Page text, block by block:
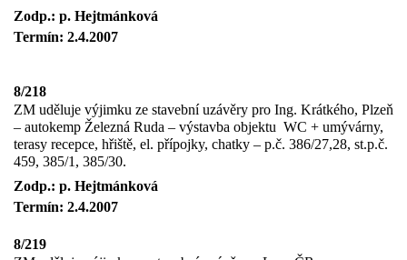
Zodp.: p. Hejtmánková
Termín: 2.4.2007
8/218
ZM uděluje výjimku ze stavební uzávěry pro Ing. Krátkého, Plzeň
– autokemp Železná Ruda – výstavba objektu WC + umývárny,
terasy recepce, hřiště, el. přípojky, chatky – p.č. 386/27,28, st.p.č.
459, 385/1, 385/30.
Zodp.: p. Hejtmánková
Termín: 2.4.2007
8/219